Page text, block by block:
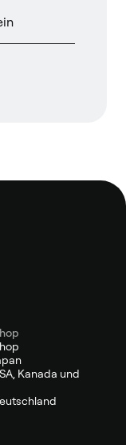
Kanada und